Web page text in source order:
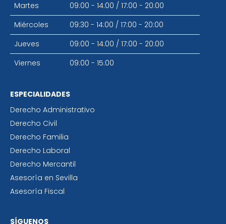
Martes
09:00 - 14:00 / 17:00 - 20:00
Miércoles
09:30 - 14:00 / 17:00 - 20:00
Jueves
09:00 - 14:00 / 17:00 - 20:00
Viernes
09:00 - 15:00
ESPECIALIDADES
Derecho Administrativo
Derecho Civil
Derecho Familia
Derecho Laboral
Derecho Mercantil
Asesoría en Sevilla
Asesoría Fiscal
SÍGUENOS